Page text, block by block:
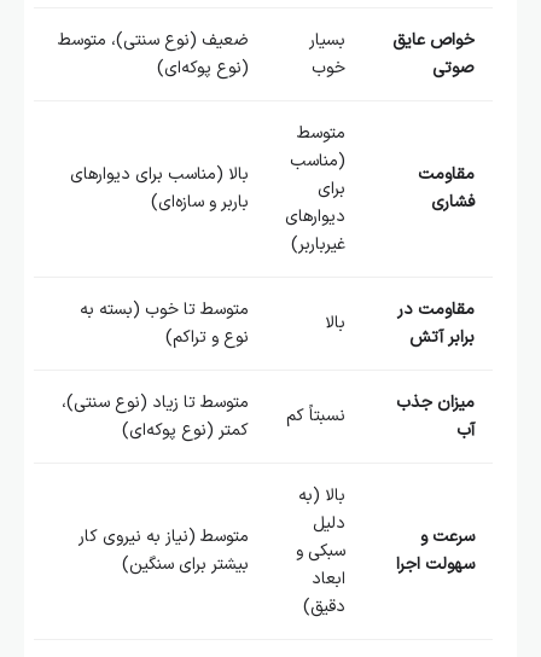
خواص عایق
صوتی
بسیار
خوب
ضعیف (نوع سنتی)، متوسط
(نوع پوکه‌ای)
مقاومت
فشاری
متوسط
(مناسب
برای
دیوارهای
غیرباربر)
بالا (مناسب برای دیوارهای
باربر و سازه‌ای)
مقاومت در
برابر آتش
بالا
متوسط تا خوب (بسته به
نوع و تراکم)
میزان جذب
آب
نسبتاً کم
متوسط تا زیاد (نوع سنتی)،
کمتر (نوع پوکه‌ای)
سرعت و
سهولت اجرا
بالا (به
دلیل
سبکی و
ابعاد
دقیق)
متوسط (نیاز به نیروی کار
بیشتر برای سنگین)